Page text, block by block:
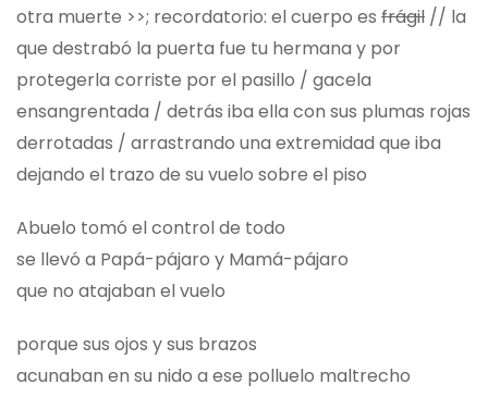
otra muerte >>; recordatorio: el cuerpo es frágil // la
que destrabó la puerta fue tu hermana y por
protegerla corriste por el pasillo / gacela
ensangrentada / detrás iba ella con sus plumas rojas
derrotadas / arrastrando una extremidad que iba
dejando el trazo de su vuelo sobre el piso
Abuelo tomó el control de todo
se llevó a Papá-pájaro y Mamá-pájaro
que no atajaban el vuelo
porque sus ojos y sus brazos
acunaban en su nido a ese polluelo maltrecho